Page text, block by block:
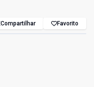
Compartilhar Favorito